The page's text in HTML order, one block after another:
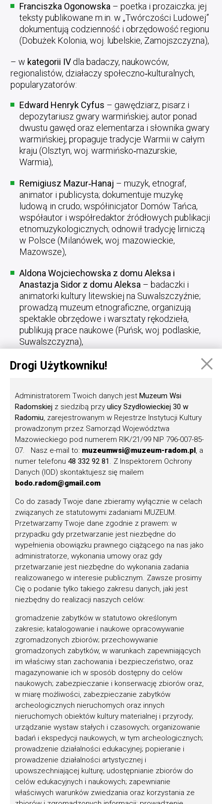
Franciszka Ogonowska – poetka i prozaiczka; jej
teksty publikowane m.in. w „Twórczości Ludowej”
dokumentują codzienność i obrzędowość regionu
(Dobużek Kolonia, woj. lubelskie, Zamojszczyzna),
– w kategorii IV dla badaczy, naukowców,
regionalistów, działaczy społeczno‑kulturalnych,
popularyzatorów:
Edward Henryk Cyfus – gawędziarz, pisarz i
depozytariusz gwary warmińskiej; autor ponad
dwustu gawęd oraz elementarza i słownika gwary
warmińskiej, propaguje tradycje Warmii w całym
kraju (Olsztyn, woj. warmińsko‑mazurskie,
Warmia),
Remigiusz Mazur‑Hanaj – muzyk, etnograf,
animator i publicysta; dokumentuje muzykę
ludową in crudo; współinicjator Domów Tańca,
współautor i współredaktor źródłowych publikacji
etnomuzykologicznych; odnowił tradycję lirniczą
w Polsce (Milanówek, woj. mazowieckie,
Mazowsze),
Aldona Wojciechowska z domu Aleksa i
Anastazja Sidor z domu Aleksa – badaczki i
animatorki kultury litewskiej na Suwalszczyźnie;
prowadzą muzeum etnograficzne, organizują
spektakle obrzędowe i warsztaty rękodzieła,
publikują prace naukowe (Puńsk, woj. podlaskie,
Suwalszczyzna),
– wkategorii Vdla kapel ludowych:
w 1995 roku; prezentuje muzykę górali żywieckich
i śląskich na tradycyjnym instrumentarium
skrzypcowo‑basowym (Rajcza, woj. śląskie,
Beskid Śląski/Żywiecki),
– w kategorii VIdla zespołów folklorystycznych:
Zespół Górali Czadeckich „Dawidenka”
wielopokoleniowa grupa odtwarzająca pieśni,
Bukowiny; zaliczany do czołowych zespołów
folklorystycznych województwa dolnośląskiego
(Gaworzyce, woj. dolnośląskie, Górale Czadeccy),
Podhale Grupa Spiska z Jurgowa– zespół
promujący folklor polskiego Spisza; prezentuje
męskie tańce pasterskie, zwyczaje oraz
unikatowy strój spiski (Jurgów, woj. małopolskie,
Spisz),
Zespół Regionalny „Zbójnicek”zZębu– zespół
kultywujący i przekazujący młodszym pokoleniom
tradycje góralskie, podhalańskie tańce, śpiew i
zwyczaje. W ramach zespołu funkcjonuje sekcja
dziecięca „Mały Zbójnicek” (Ząb, woj.
małopolskie, Podhale),
– wkategorii VII– nagroda honorowa dla instytucji i
organizacji działających na rzecz kultury ludowej:
Limanowski Dom Kultury– organizator festiwalu
Limanowska Słaza, organizator licznych
warsztatów międzypokoleniowych i
popularyzator kultury ludowej Lachów
Limanowskuch (Limanowa, woj. małopolskie,
Lachy Limanowskie),
×
Drogi Użytkowniku!
Administratorem Twoich danych jest Muzeum Wsi
Radomskiej z siedzibą przy ulicy Szydłowieckiej 30 w
Radomiu, zarejestrowanym w Rejestrze Instytucji Kultury
prowadzonym przez Samorząd Województwa
Mazowieckiego pod numerem RIK/21/99 NIP 796-007-85-
07. Nasz e-mail to: muzeumwsi@muzeum-radom.pl, a
numer telefonu 48 332 92 81 . Z Inspektorem Ochrony
Danych (IOD) skontaktujesz się mailem
bodo.radom@gmail.com
Co do zasady Twoje dane zbieramy wyłącznie w celach
związanych ze statutowymi zadaniami MUZEUM.
Przetwarzamy Twoje dane zgodnie z prawem: w
przypadku gdy przetwarzanie jest niezbędne do
wypełnienia obowiązku prawnego ciążącego na nas jako
administratorze, wykonania umowy oraz gdy
przetwarzanie jest niezbędne do wykonania zadania
realizowanego w interesie publicznym. Zawsze prosimy
Cię o podanie tylko takiego zakresu danych, jaki jest
niezbędny do realizacji naszych celów:
gromadzenie zabytków w statutowo określonym
zakresie; katalogowanie i naukowe opracowywanie
zgromadzonych zbiorów; przechowywanie
gromadzonych zabytków, w warunkach zapewniających
im właściwy stan zachowania i bezpieczeństwo, oraz
magazynowanie ich w sposób dostępny do celów
naukowych; zabezpieczanie i konserwację zbiorów oraz,
w miarę możliwości, zabezpieczanie zabytków
archeologicznych nieruchomych oraz innych
nieruchomych obiektów kultury materialnej i przyrody;
urządzanie wystaw stałych i czasowych; organizowanie
badań i ekspedycji naukowych, w tym archeologicznych;
prowadzenie działalności edukacyjnej; popieranie i
prowadzenie działalności artystycznej i
upowszechniającej kulturę; udostępnianie zbiorów do
celów edukacyjnych i naukowych; zapewnianie
właściwych warunków zwiedzania oraz korzystania ze